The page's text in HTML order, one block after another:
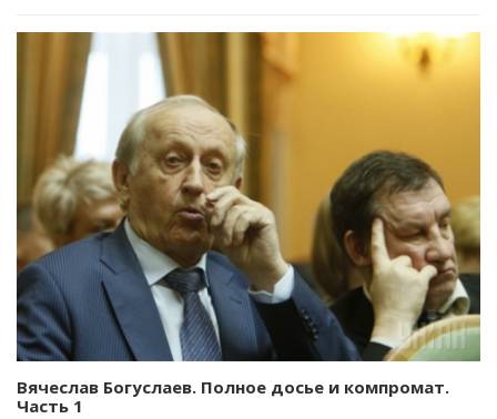
Вячеслав Богуслаев. Полное досье и компромат.
Часть 1